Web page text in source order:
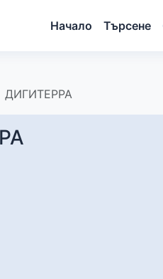
Начало Търсене
ДИГИТЕРРА